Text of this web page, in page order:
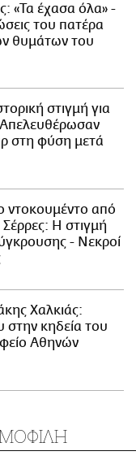
«Τα έχασα όλα» -
του πατέρα
θυμάτων του
στιγμή για
στη φύση μετά
ντοκουμέντο από
Σέρρες: Η στιγμή
- Νεκροί
Χαλκιάς:
κηδεία του
Αθηνών